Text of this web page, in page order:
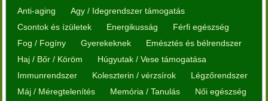
Anti-aging
Agy / Idegrendszer támogatás
Csontok és ízületek
Energikusság
Férfi egészség
Fog / Fogíny
Gyerekeknek
Emésztés és bélrendszer
Haj / Bőr / Köröm
Húgyutak / Vese támogatása
Immunrendszer
Koleszterin / vérzsírok
Légzőrendszer
Máj / Méregtelenítés
Memória / Tanulás
Női egészség